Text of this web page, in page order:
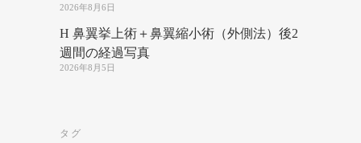
2026年8月6日
H 鼻翼挙上術＋鼻翼縮小術（外側法）後2
週間の経過写真
2026年8月5日
タグ